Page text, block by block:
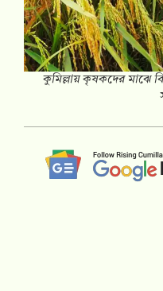
কুমিল্লায় কৃষকদের মাঝে